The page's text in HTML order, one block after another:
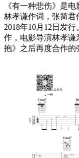
《有一种悲伤》是
林孝谦作词，张简
2018年10月12日发
作，电影导演林孝谦
抱》之后再度合作的